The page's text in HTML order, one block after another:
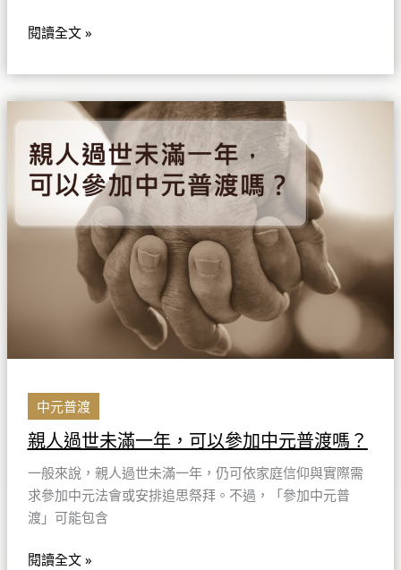
會
異
整
理
閱讀全文 »
中元普渡
親人過世未滿一年，可以參加中元普渡嗎？
一般來說，親人過世未滿一年，仍可依家庭信仰與實際需
求參加中元法會或安排追思祭拜。不過，「參加中元普
渡」可能包含
過
世
滿
加
元
普
渡
嗎？
閱讀全文 »